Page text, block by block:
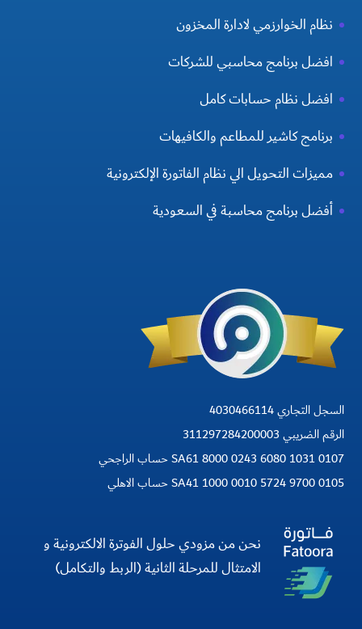
نظام الخوارزمي لادارة المخزون
افضل برنامج محاسبي للشركات
افضل نظام حسابات كامل
برنامج كاشير للمطاعم والكافيهات
مميزات التحويل الي نظام الفاتورة الإلكترونية
أفضل برنامج محاسبة في السعودية
السجل التجاري 4030466114
الرقم الضريبي 311297284200003
SA61 8000 0243 6080 1031 0107 حساب الراجحي
SA41 1000 0010 5724 9700 0105 حساب الاهلي
نحن من مزودي حلول الفوترة الالكترونية و
الامتثال للمرحلة الثانية (الربط والتكامل)